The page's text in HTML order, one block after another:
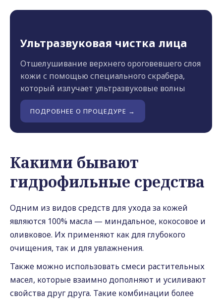
Ультразвуковая чистка лица
Отшелушивание верхнего ороговевшего слоя
кожи с помощью специального скрабера,
который излучает ультразвуковые волны
ПОДРОБНЕЕ О ПРОЦЕДУРЕ →
Какими бывают
гидрофильные средства
Одним из видов средств для ухода за кожей
являются 100% масла — миндальное, кокосовое и
оливковое. Их применяют как для глубокого
очищения, так и для увлажнения.
Также можно использовать смеси растительных
масел, которые взаимно дополняют и усиливают
свойства друг друга. Такие комбинации более